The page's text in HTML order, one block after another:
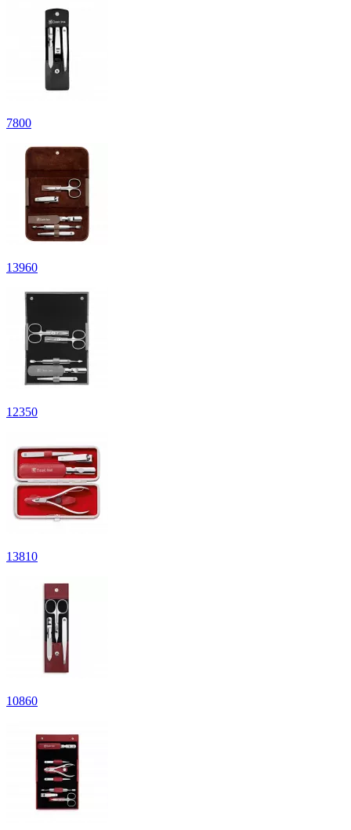
7800
13960
12350
13810
10860